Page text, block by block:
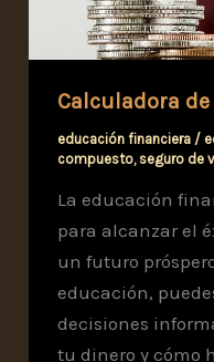
Calculadora
educación financiera/
compuesto, seguro de
La educación
para alcanzar el
un futuro
educación,
decisiones
tu dinero y cómo